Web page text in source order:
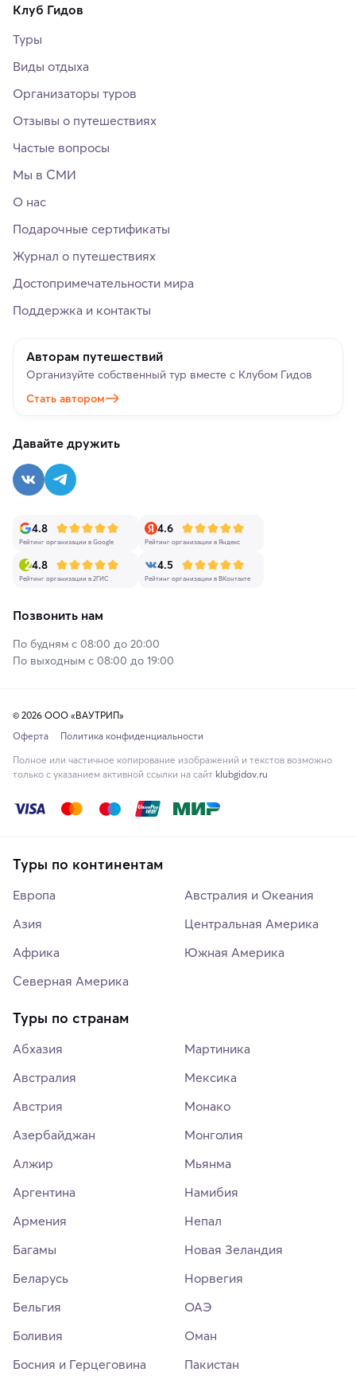
Клуб Гидов
Туры
Виды отдыха
Организаторы туров
Отзывы о путешествиях
Частые вопросы
Мы в СМИ
О нас
Подарочные сертификаты
Журнал о путешествиях
Достопримечательности мира
Поддержка и контакты
Авторам путешествий
Организуйте собственный тур вместе с Клубом Гидов
Стать автором
Давайте дружить
4.8
Рейтинг организации в Google
4.6
Рейтинг организации в Яндекс
4.8
Рейтинг организации в 2ГИС
4.5
Рейтинг организации в ВКонтакте
Позвонить нам
По будням с 08:00 до 20:00
По выходным с 08:00 до 19:00
© 2026 ООО «ВАУТРИП»
Оферта
Политика конфиденциальности
Полное или частичное копирование изображений и текстов возможно
только с указанием активной ссылки на сайт klubgidov.ru
Туры по континентам
Европа
Азия
Африка
Северная Америка
Австралия и Океания
Центральная Америка
Южная Америка
Туры по странам
Абхазия
Австралия
Австрия
Азербайджан
Алжир
Аргентина
Армения
Багамы
Беларусь
Бельгия
Боливия
Босния и Герцеговина
Мартиника
Мексика
Монако
Монголия
Мьянма
Намибия
Непал
Новая Зеландия
Норвегия
ОАЭ
Оман
Пакистан